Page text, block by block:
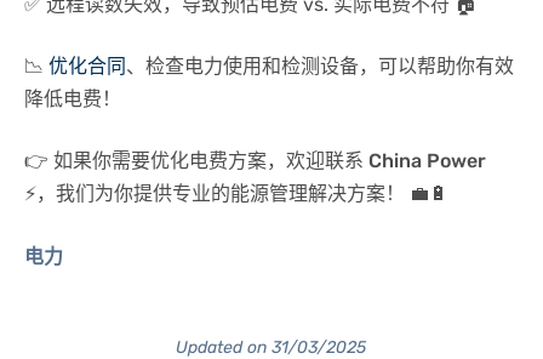
📉 优化合同、检查电力使用和检测设备，可以帮助你有效
降低电费！
👉 如果你需要优化电费方案，欢迎联系 China Power
⚡，我们为你提供专业的能源管理解决方案！
💼🔋
电力
Updated on 31/03/2025